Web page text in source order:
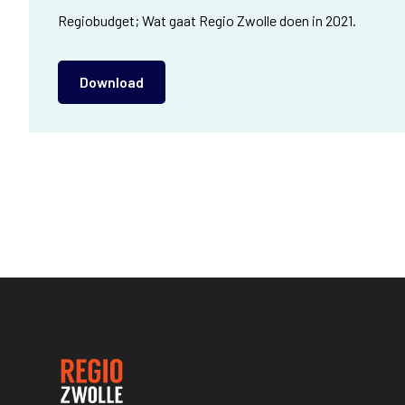
Regiobudget; Wat gaat Regio Zwolle doen in 2021.
Download